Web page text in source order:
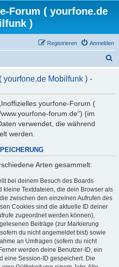
Forum ( yourfone.de
)
Anmelden
Registrieren
h
yourfone.de Mobilfunk ) -
yourfone-Forum (
forum.de“) (im
verwendet, die während
werden.
Arten gesammelt:
bei deinem Besuch des Boards
kleine Textdateien, die dein Browser als
zwischen den einzelnen Aufrufen des
Cookies sind die aktuelle ID deiner
zugeordnet werden können),
Beiträge (zur Markierung
du nicht angemeldet bist) sowie
an Umfragen (sofern du nicht
werden deine Benutzer-ID, ein
eine Session-ID gespeichert. Die